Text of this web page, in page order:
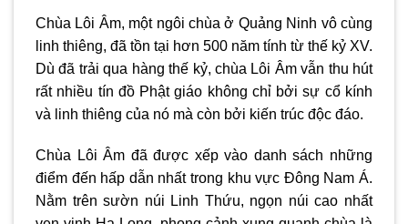
Chùa Lôi Âm, một ngôi chùa ở Quảng Ninh vô cùng
linh thiêng, đã tồn tại hơn 500 năm tính từ thế kỷ XV.
Dù đã trải qua hàng thế kỷ, chùa Lôi Âm vẫn thu hút
rất nhiều tín đồ Phật giáo không chỉ bởi sự cổ kính
và linh thiêng của nó mà còn bởi kiến trúc độc đáo.
Chùa Lôi Âm đã được xếp vào danh sách những
điểm đến hấp dẫn nhất trong khu vực Đông Nam Á.
Nằm trên sườn núi Linh Thứu, ngọn núi cao nhất